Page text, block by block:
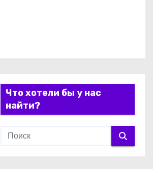
Что хотели бы у нас
найти?